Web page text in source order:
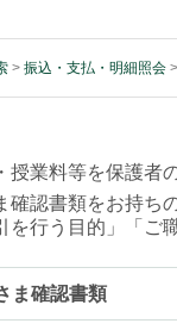
> 振込・支払・明細照会 >
授業料等を保護者
認書類をお持ち
を行う目的」「ご
ま確認書類